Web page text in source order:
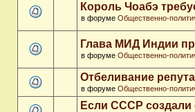
Король Чоабэ
в форуме Общественно-
Глава МИД Индии
в форуме Общественно-
Отбеливание
в форуме Общественно-
Если СССР создали